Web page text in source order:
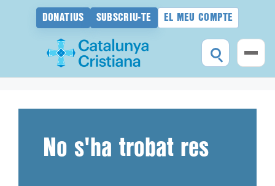
DONATIUS SUBSCRIU-TE EL MEU COMPTE
No s'ha trobat res